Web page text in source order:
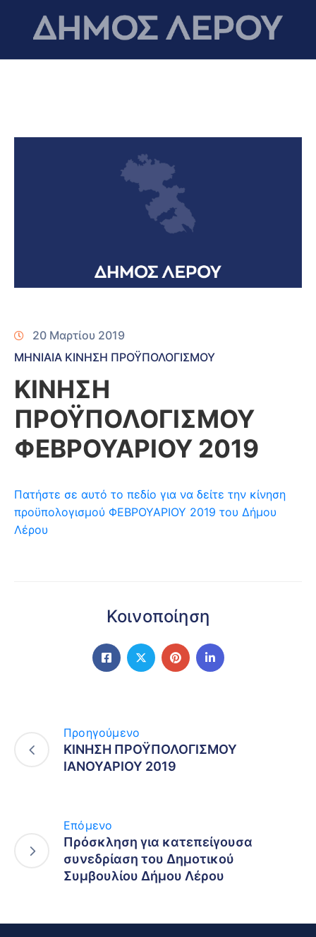
20 Μαρτίου 2019
ΜΗΝΙΑΙΑ ΚΙΝΗΣΗ ΠΡΟΫΠΟΛΟΓΙΣΜΟΥ
ΚΙΝΗΣΗ
ΠΡΟΫΠΟΛΟΓΙΣΜΟΥ
ΦΕΒΡΟΥΑΡΙΟΥ 2019
Πατήστε σε αυτό το πεδίο για να δείτε την κίνηση
προϋπολογισμού ΦΕΒΡΟΥΑΡΙΟΥ 2019 του Δήμου
Λέρου
Κοινοποίηση
Προηγούμενο
ΚΙΝΗΣΗ ΠΡΟΫΠΟΛΟΓΙΣΜΟΥ
ΙΑΝΟΥΑΡΙΟΥ 2019
Επόμενο
Πρόσκληση για κατεπείγουσα
συνεδρίαση του Δημοτικού
Συμβουλίου Δήμου Λέρου